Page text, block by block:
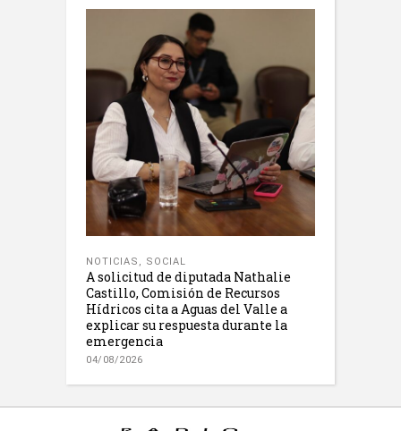
NOTICIAS , SOCIAL
A solicitud de diputada Nathalie
Castillo, Comisión de Recursos
Hídricos cita a Aguas del Valle a
explicar su respuesta durante la
emergencia
04/08/2026